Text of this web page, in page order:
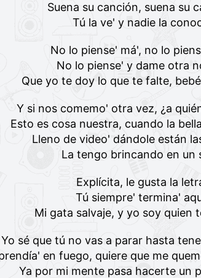
Suena su canción, suena su
Tú la ve' y nadie la
No lo piense' má', no lo
No lo piense' y dame otra
Que yo te doy lo que te falte,
Y si nos comemo' otra vez, ¿a
Esto es cosa nuestra, cuando la
Lleno de video' dándole están
La tengo brincando en un
Explícita, le gusta la
Tú siempre' termina'
Mi gata salvaje, y yo soy quien
Yo sé que tú no vas a parar hasta
en fuego, quiere que me
Ya por mi mente pasa hacerte un